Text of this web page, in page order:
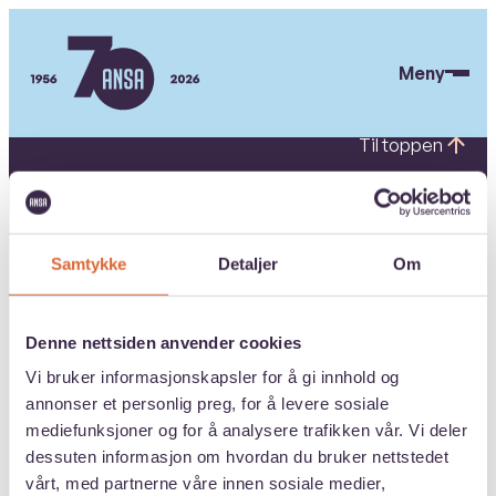
Samtykke Detaljer Om
Denne nettsiden anvender cookies
Vi bruker informasjonskapsler for å gi innhold og
annonser et personlig preg, for å levere sosiale
mediefunksjoner og for å analysere trafikken vår. Vi deler
dessuten informasjon om hvordan du bruker nettstedet
vårt, med partnerne våre innen sosiale medier,
hovedinnhold
Meny
SNARVEIER
Webinarer om utenlandsstudier
Medlemskap
Medlemsfordeler og ressurser
For tillitsvalgte
For rådgivere
Til toppen